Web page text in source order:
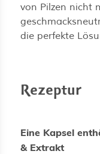
von Pilzen nicht
die perfekte
Rezeptur
Eine Kapsel
& Extrakt